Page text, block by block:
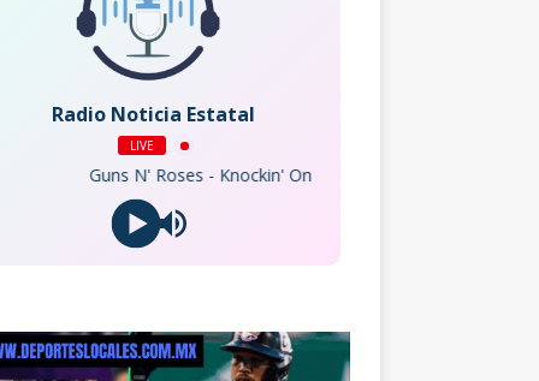
Radio Noticia Estatal
LIVE
Guns N' Roses - Knockin' On Heaven's Door